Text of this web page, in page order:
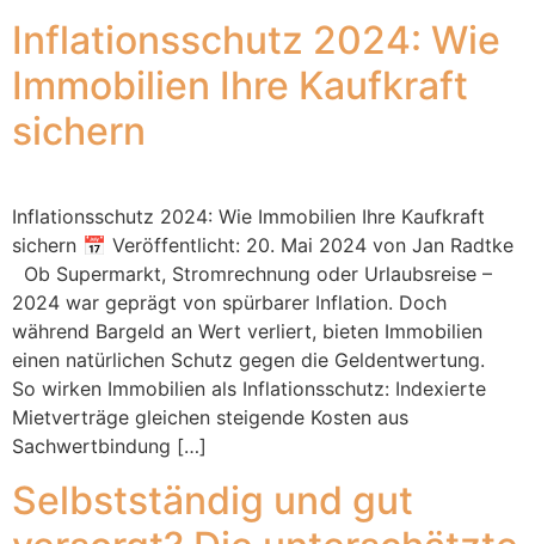
Inflationsschutz 2024: Wie
Immobilien Ihre Kaufkraft
sichern
Inflationsschutz 2024: Wie Immobilien Ihre Kaufkraft
sichern 📅 Veröffentlicht: 20. Mai 2024 von Jan Radtke
Ob Supermarkt, Stromrechnung oder Urlaubsreise –
2024 war geprägt von spürbarer Inflation. Doch
während Bargeld an Wert verliert, bieten Immobilien
einen natürlichen Schutz gegen die Geldentwertung.
So wirken Immobilien als Inflationsschutz: Indexierte
Mietverträge gleichen steigende Kosten aus
Sachwertbindung […]
Selbstständig und gut